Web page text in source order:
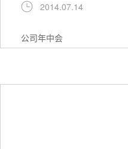
2014.07.14
公司年中会